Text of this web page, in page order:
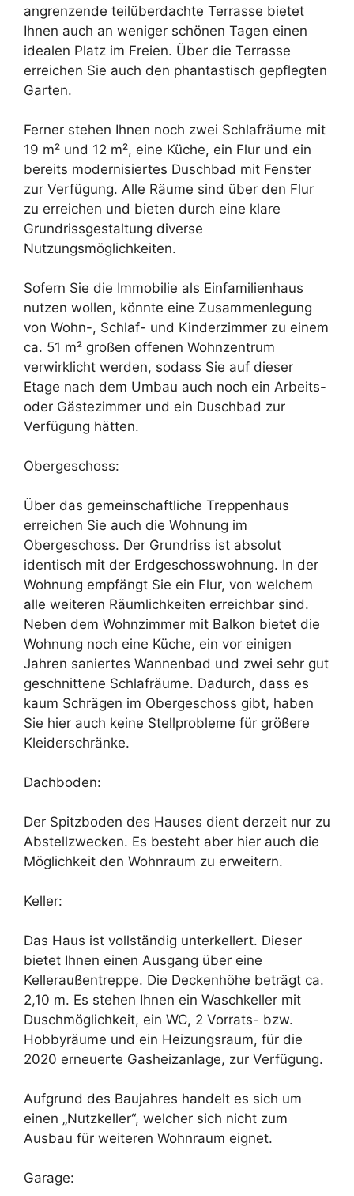
angrenzende teilüberdachte Terrasse bietet
Ihnen auch an weniger schönen Tagen einen
idealen Platz im Freien. Über die Terrasse
erreichen Sie auch den phantastisch gepflegten
Garten.
Ferner stehen Ihnen noch zwei Schlafräume mit
19 m² und 12 m², eine Küche, ein Flur und ein
bereits modernisiertes Duschbad mit Fenster
zur Verfügung. Alle Räume sind über den Flur
zu erreichen und bieten durch eine klare
Grundrissgestaltung diverse
Nutzungsmöglichkeiten.
Sofern Sie die Immobilie als Einfamilienhaus
nutzen wollen, könnte eine Zusammenlegung
von Wohn-, Schlaf- und Kinderzimmer zu einem
ca. 51 m² großen offenen Wohnzentrum
verwirklicht werden, sodass Sie auf dieser
Etage nach dem Umbau auch noch ein Arbeits-
oder Gästezimmer und ein Duschbad zur
Verfügung hätten.
Obergeschoss:
Über das gemeinschaftliche Treppenhaus
erreichen Sie auch die Wohnung im
Obergeschoss. Der Grundriss ist absolut
identisch mit der Erdgeschosswohnung. In der
Wohnung empfängt Sie ein Flur, von welchem
alle weiteren Räumlichkeiten erreichbar sind.
Neben dem Wohnzimmer mit Balkon bietet die
Wohnung noch eine Küche, ein vor einigen
Jahren saniertes Wannenbad und zwei sehr gut
geschnittene Schlafräume. Dadurch, dass es
kaum Schrägen im Obergeschoss gibt, haben
Sie hier auch keine Stellprobleme für größere
Kleiderschränke.
Dachboden:
Der Spitzboden des Hauses dient derzeit nur zu
Abstellzwecken. Es besteht aber hier auch die
Möglichkeit den Wohnraum zu erweitern.
Keller:
Das Haus ist vollständig unterkellert. Dieser
bietet Ihnen einen Ausgang über eine
Kelleraußentreppe. Die Deckenhöhe beträgt ca.
2,10 m. Es stehen Ihnen ein Waschkeller mit
Duschmöglichkeit, ein WC, 2 Vorrats- bzw.
Hobbyräume und ein Heizungsraum, für die
2020 erneuerte Gasheizanlage, zur Verfügung.
Aufgrund des Baujahres handelt es sich um
einen „Nutzkeller“, welcher sich nicht zum
Ausbau für weiteren Wohnraum eignet.
Garage: